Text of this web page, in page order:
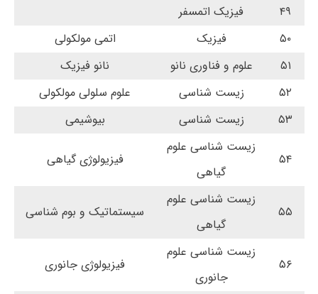
۴۹
فیزیک اتمسفر
۵۰
فیزیک
اتمی مولکولی
۵۱
علوم و فناوری نانو
نانو فیزیک
۵۲
زیست شناسی
علوم سلولی مولکولی
۵۳
زیست شناسی بیوشیمی
۵۴
زیست شناسی علوم
گیاهی
فیزیولوژی گیاهی
۵۵
زیست شناسی علوم
گیاهی
سیستماتیک و بوم شناسی
۵۶
زیست شناسی علوم
جانوری
فیزیولوژی جانوری